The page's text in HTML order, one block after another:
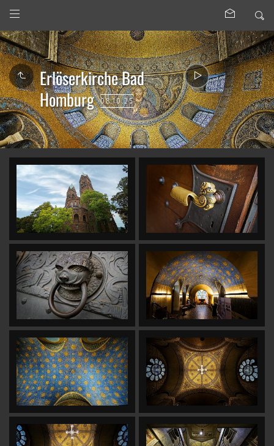
Erlöserkirche Bad
Homburg
08.10.25